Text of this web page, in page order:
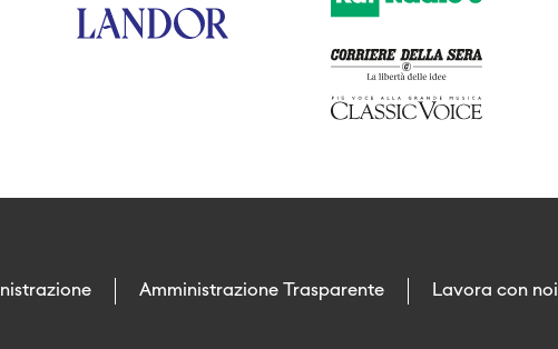
Amministrazione Trasparente Lavora con noi